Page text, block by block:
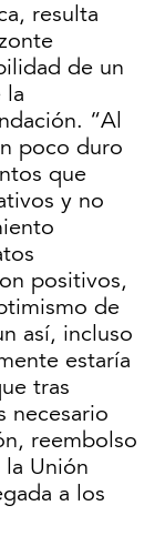
resulta
de un
la
“Al
poco duro
que
y no
positivos,
de
así, incluso
estaría
tras
necesario
reembolso
Unión
a los